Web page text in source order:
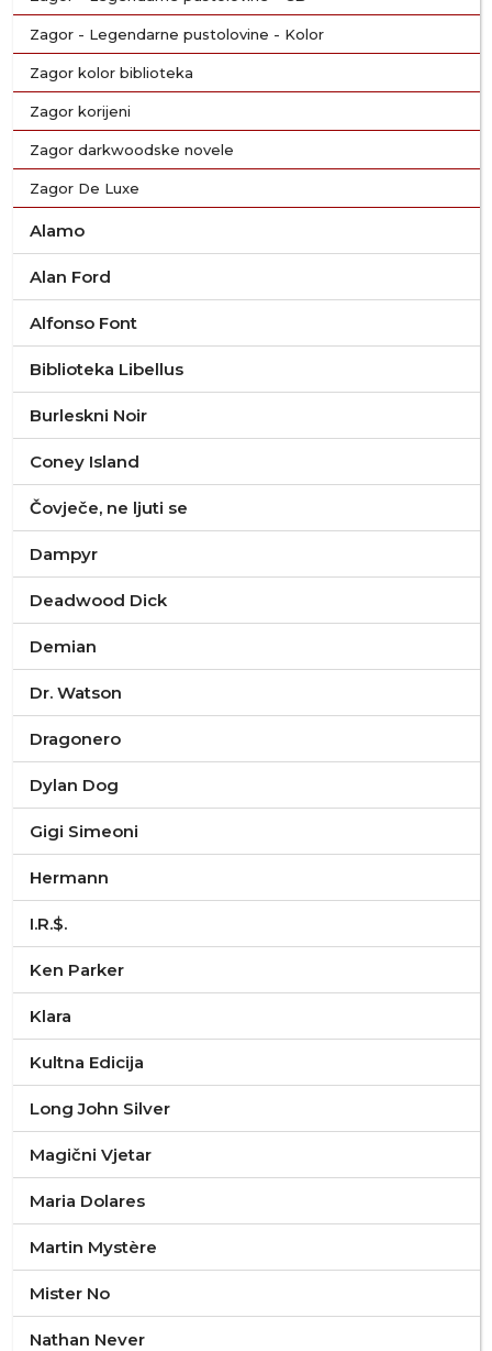
Zagor - Legendarne pustolovine - Kolor
Zagor kolor biblioteka
Zagor korijeni
Zagor darkwoodske novele
Zagor De Luxe
Alamo
Alan Ford
Alfonso Font
Biblioteka Libellus
Burleskni Noir
Coney Island
Čovječe, ne ljuti se
Dampyr
Deadwood Dick
Demian
Dr. Watson
Dragonero
Dylan Dog
Gigi Simeoni
Hermann
I.R.$.
Ken Parker
Klara
Kultna Edicija
Long John Silver
Magični Vjetar
Maria Dolares
Martin Mystère
Mister No
Nathan Never